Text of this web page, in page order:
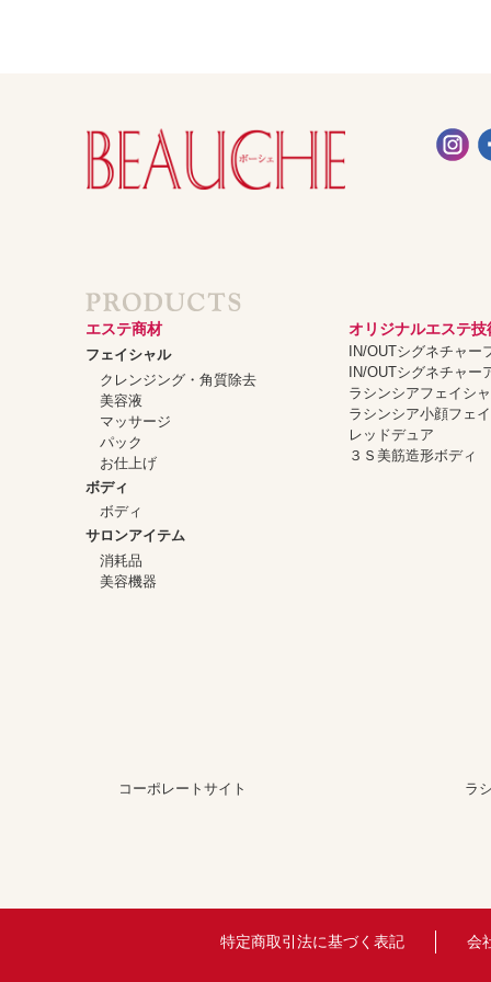
エステ商材
フェイシャル
クレンジング・角質除去
美容液
マッサージ
パック
お仕上げ
ボディ
ボディ
サロンアイテム
消耗品
美容機器
オリジナルエステ技
IN/OUTシグネチャー
IN/OUTシグネチャー
ラシンシアフェイシ
ラシンシア小顔フェ
レッドデュア
３Ｓ美筋造形ボディ
コーポレートサイト ラ
特定商取引法に基づく表記 会